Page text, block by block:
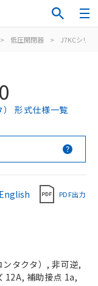
> 低圧開閉器 > J7KCシリー
） 形式仕様一覧
English PDF出力
タクタ）, 非可逆,
12A, 補助接点 1a,